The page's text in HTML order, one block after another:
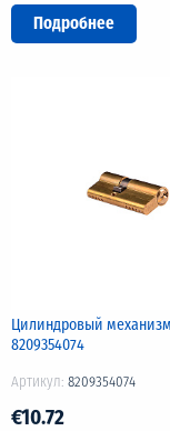
Подробнее
Цилиндровый механизм
8209354074
Артикул: 8209354074
€10.72